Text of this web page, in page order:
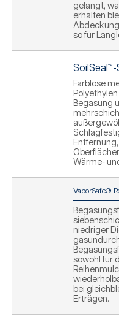
gelangt,
erhalten
so für
SoilSeal™-
Farblose
Begasung
Wärme-
VaporSafe®-
niedriger
sowohl für
bei
Erträgen.